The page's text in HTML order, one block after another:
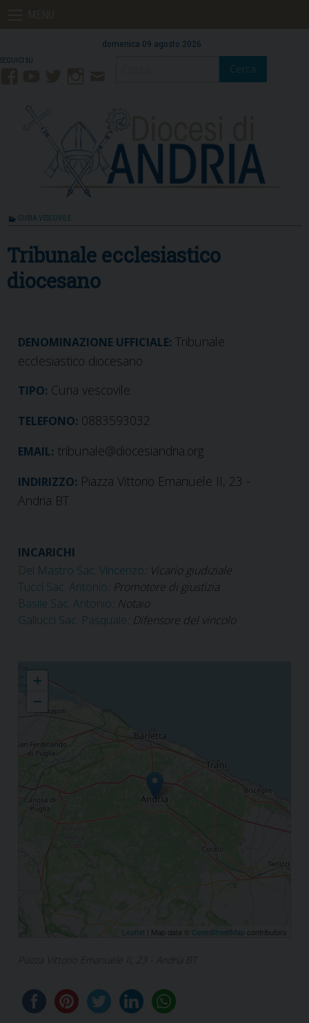
domenica 09 agosto 2026
Mail
Cerca
CURIA VESCOVILE
Tribunale ecclesiastico
diocesano
DENOMINAZIONE UFFICIALE: Tribunale
ecclesiastico diocesano
TIPO: Curia vescovile
TELEFONO: 0883593032
EMAIL: tribunale@diocesiandria.org
INDIRIZZO: Piazza Vittorio Emanuele II, 23 -
Andria BT
INCARICHI
Del Mastro Sac. Vincenzo : Vicario giudiziale
Tucci Sac. Antonio : Promotore di giustizia
Basile Sac. Antonio : Notaio
Gallucci Sac. Pasquale : Difensore del vincolo
Tribunale ecclesiastico diocesano
+
−
Leaflet | Map data © OpenStreetMap contributors
Piazza Vittorio Emanuele II, 23 - Andria BT